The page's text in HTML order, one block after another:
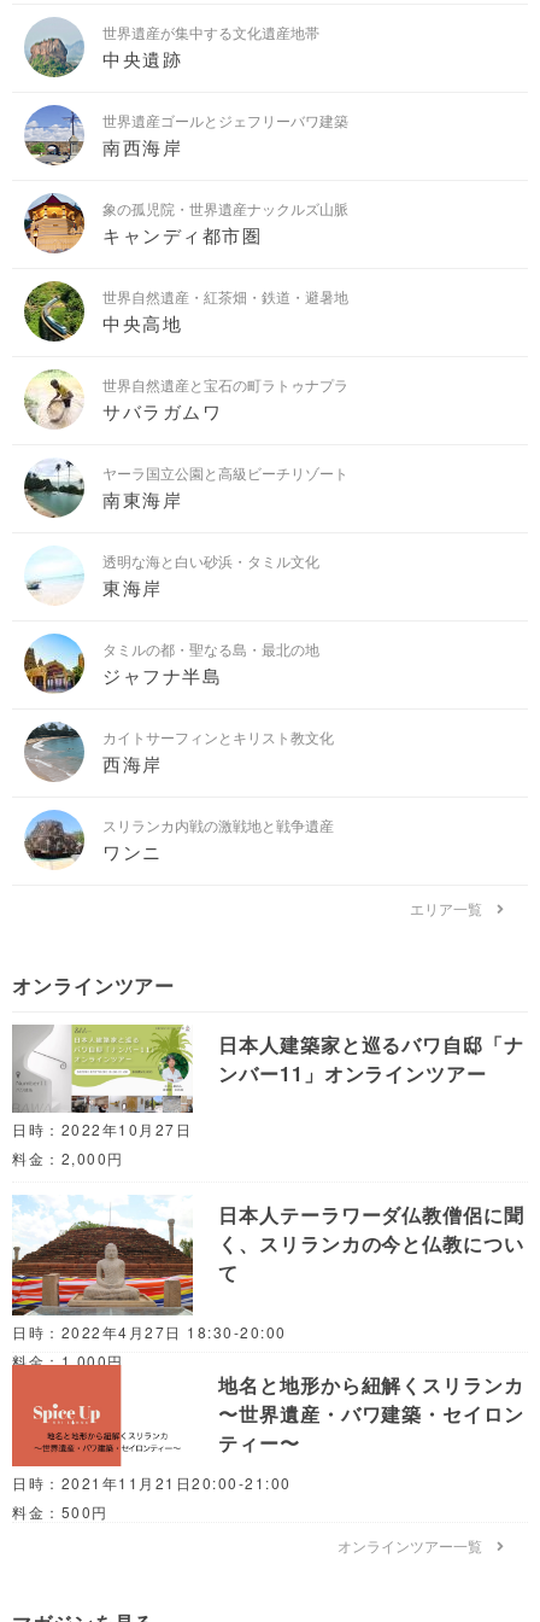
世界遺産が集中する文化遺産地帯
中央遺跡
世界遺産ゴールとジェフリーバワ建築
南西海岸
象の孤児院・世界遺産ナックルズ山脈
キャンディ都市圏
世界自然遺産・紅茶畑・鉄道・避暑地
中央高地
世界自然遺産と宝石の町ラトゥナプラ
サバラガムワ
ヤーラ国立公園と高級ビーチリゾート
南東海岸
透明な海と白い砂浜・タミル文化
東海岸
タミルの都・聖なる島・最北の地
ジャフナ半島
カイトサーフィンとキリスト教文化
西海岸
スリランカ内戦の激戦地と戦争遺産
ワンニ
エリア一覧
オンラインツアー
日本人建築家と巡るバワ自邸「ナ
ンバー11」オンラインツアー
日時：2022年10月27日
料金：2,000円
日本人テーラワーダ仏教僧侶に聞
く、スリランカの今と仏教につい
て
日時：2022年4月27日 18:30-20:00
料金：1,000円
地名と地形から紐解くスリランカ
〜世界遺産・バワ建築・セイロン
ティー〜
日時：2021年11月21日20:00-21:00
料金：500円
オンラインツアー一覧